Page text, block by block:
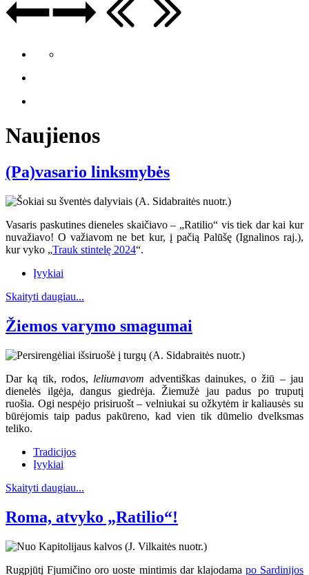
Naujienos
(Pa)vasario linksmybės
Vasaris paskutines dieneles skaičiavo – „Ratilio“ vis tiek dar kai kur
nuvažiavo! O važiavom ne bet kur, į pačią Palūšę (Ignalinos raj.),
kur vyko „Trauk stintelę 2024“.
Įvykiai
Skaityti daugiau...
Žiemos varymo smagumai
Dar ką tik, rodos, leliumavom adventiškas dainukes, o žiū – jau
dienelės ilgėja, dangus giedrėja. Žiemužė jau padus po truputį
ruošia. Ogi nespėjo prisiruošt – velniukai su ožkytėm ir kaliausės su
būrėjomis taip padus pakūreno, kad vien tik dūmelio dvelksmas
teliko.
Tradicijos
Įvykiai
Skaityti daugiau...
Roma, atvyko „Ratilio“!
Rugpjūtį Fjumičino oro uoste mintimis dar klajodama po Sardinijos